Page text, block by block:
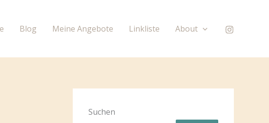
Blog Meine Angebote Linkliste About
Suchen